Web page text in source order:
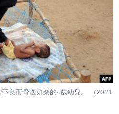
良而骨瘦如柴的4歲幼兒。 （2021